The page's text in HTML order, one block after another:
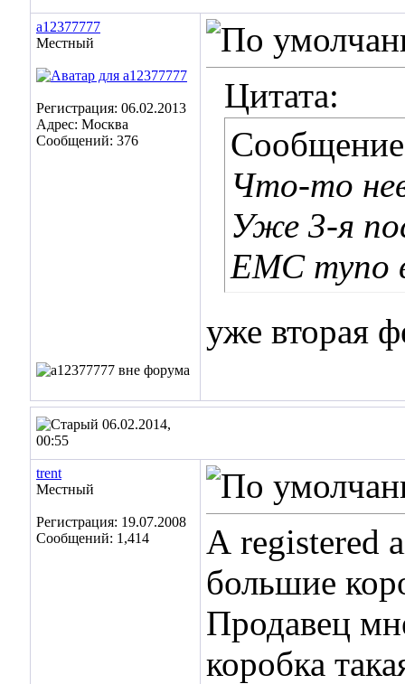
a12377777
Местный
Регистрация: 06.02.2013
Адрес: Москва
Сообщений: 376
Цитата:
Что-то
Уже 3-я
ЕМС тупо
уже вторая
06.02.2014,
00:55
trent
Местный
Регистрация: 19.07.2008
Сообщений: 1,414
А registered
большие
Продавец
коробка